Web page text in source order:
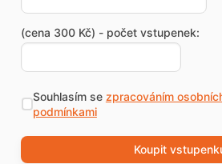
(cena 300 Kč) - počet vstupenek:
Souhlasím se zpracováním
podmínkami
Koupit